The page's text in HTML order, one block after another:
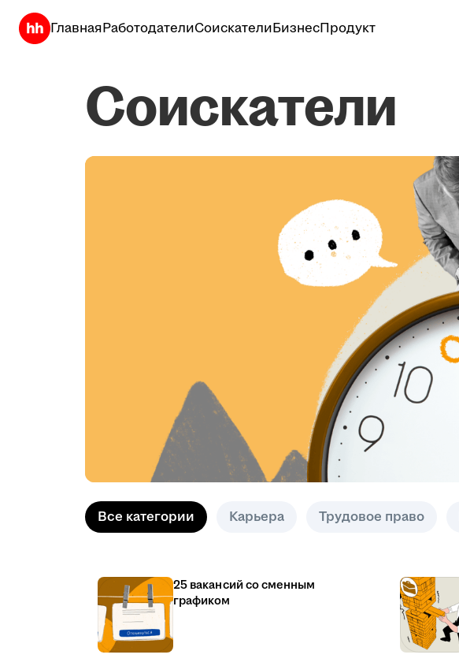
ГлавнаяРаботодателиСоискателиБизнесПродукт
Соискатели
Все категории Карьера Трудовое право
25 вакансий со сменным
графиком